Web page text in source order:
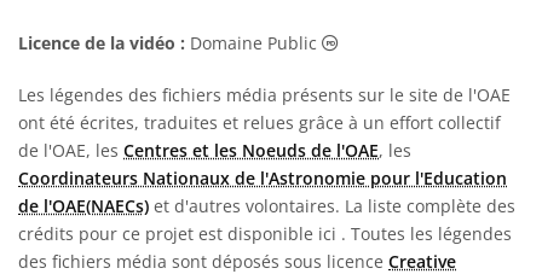
Licence de la vidéo : Domaine Public Domaine Public Icônes
Les légendes des fichiers média présents sur le site de l'OAE
ont été écrites, traduites et relues grâce à un effort collectif
de l'OAE, les Centres et les Noeuds de l'OAE, les
Coordinateurs Nationaux de l'Astronomie pour l'Education
de l'OAE(NAECs) et d'autres volontaires. La liste complète des
crédits pour ce projet est disponible ici . Toutes les légendes
des fichiers média sont déposés sous licence Creative